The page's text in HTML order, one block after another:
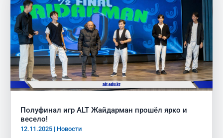
Полуфинал игр ALT Жайдарман прошёл ярко и
весело!
12.11.2025 | Новости